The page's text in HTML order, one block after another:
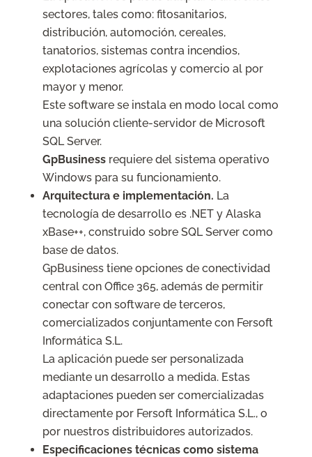
sectores, tales como: fitosanitarios,
distribución, automoción, cereales,
tanatorios, sistemas contra incendios,
explotaciones agrícolas y comercio al por
mayor y menor.
Este software se instala en modo local como
una solución cliente-servidor de Microsoft
SQL Server.
GpBusinessrequiere del sistema operativo
Windows para su funcionamiento.
Arquitectura e implementación. La
tecnología de desarrollo es .NET y Alaska
xBase++, construido sobre SQL Server como
base de datos.
GpBusiness tiene opciones de conectividad
central con Office 365, además de permitir
conectar con software de terceros,
comercializados conjuntamente con Fersoft
Informática S.L.
La aplicación puede ser personalizada
mediante un desarrollo a medida. Estas
adaptaciones pueden ser comercializadas
directamente por Fersoft Informática S.L., o
por nuestros distribuidores autorizados.
Especificaciones técnicas como sistema